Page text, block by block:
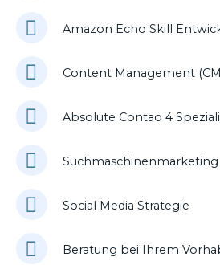
Amazon Echo Skill
Content Management
Absolute Contao 4
Suchmaschinenmarketing
Social Media Strategie
Beratung bei Ihrem